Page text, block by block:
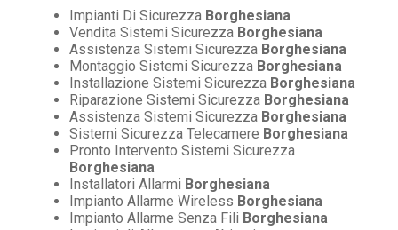
Impianti Di Sicurezza Borghesiana
Vendita Sistemi Sicurezza Borghesiana
Assistenza Sistemi Sicurezza Borghesiana
Montaggio Sistemi Sicurezza Borghesiana
Installazione Sistemi Sicurezza Borghesiana
Riparazione Sistemi Sicurezza Borghesiana
Assistenza Sistemi Sicurezza Borghesiana
Sistemi Sicurezza Telecamere Borghesiana
Pronto Intervento Sistemi Sicurezza
Borghesiana
Installatori Allarmi Borghesiana
Impianto Allarme Wireless Borghesiana
Impianto Allarme Senza Fili Borghesiana